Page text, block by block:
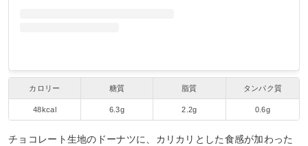
カロリー 糖質 脂質 タンパク質
48kcal 6.3g 2.2g 0.6g
チョコレート生地のドーナツに、カリカリとした食感が加わった